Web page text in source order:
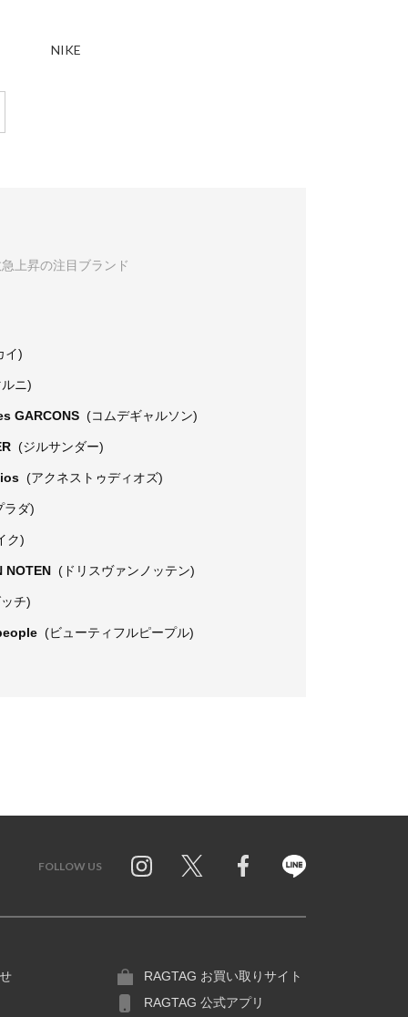
NIKE
上昇の注目ブランド
イ)
ニ)
GARCONS (コムデギャルソン)
(ジルサンダー)
(アクネストゥディオズ)
ラダ)
ク)
NOTEN (ドリスヴァンノッテン)
チ)
(ビューティフルピープル)
FOLLOW US
RAGTAG お買い取りサイト
RAGTAG 公式アプリ